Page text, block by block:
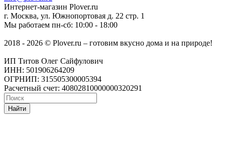
Интернет-магазин Plover.ru
г. Москва, ул. Южнопортовая д. 22 стр. 1
Мы работаем пн-сб: 10:00 - 18:00
2018 - 2026 © Plover.ru – готовим вкусно дома и на природе!
ИП Титов Олег Сайфулович
ИНН: 501906264209
ОГРНИП: 315505300005394
Расчетный счет: 40802810000000320291
Найти